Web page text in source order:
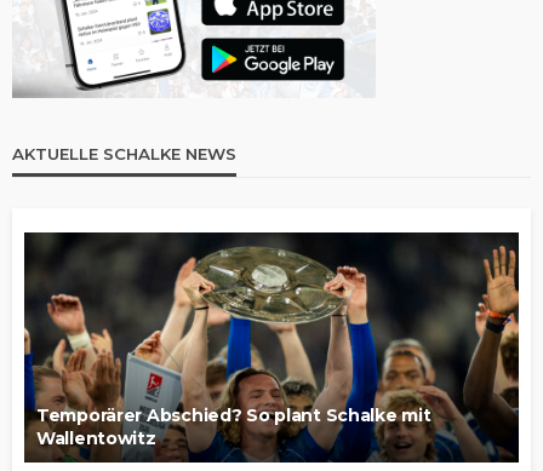
AKTUELLE SCHALKE NEWS
Temporärer Abschied? So plant Schalke mit
Wallentowitz